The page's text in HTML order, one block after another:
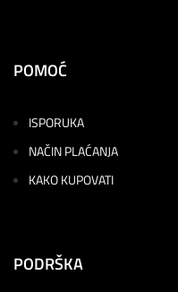
POMOĆ
ISPORUKA
NAČIN PLAĆANJA
KAKO KUPOVATI
PODRŠKA